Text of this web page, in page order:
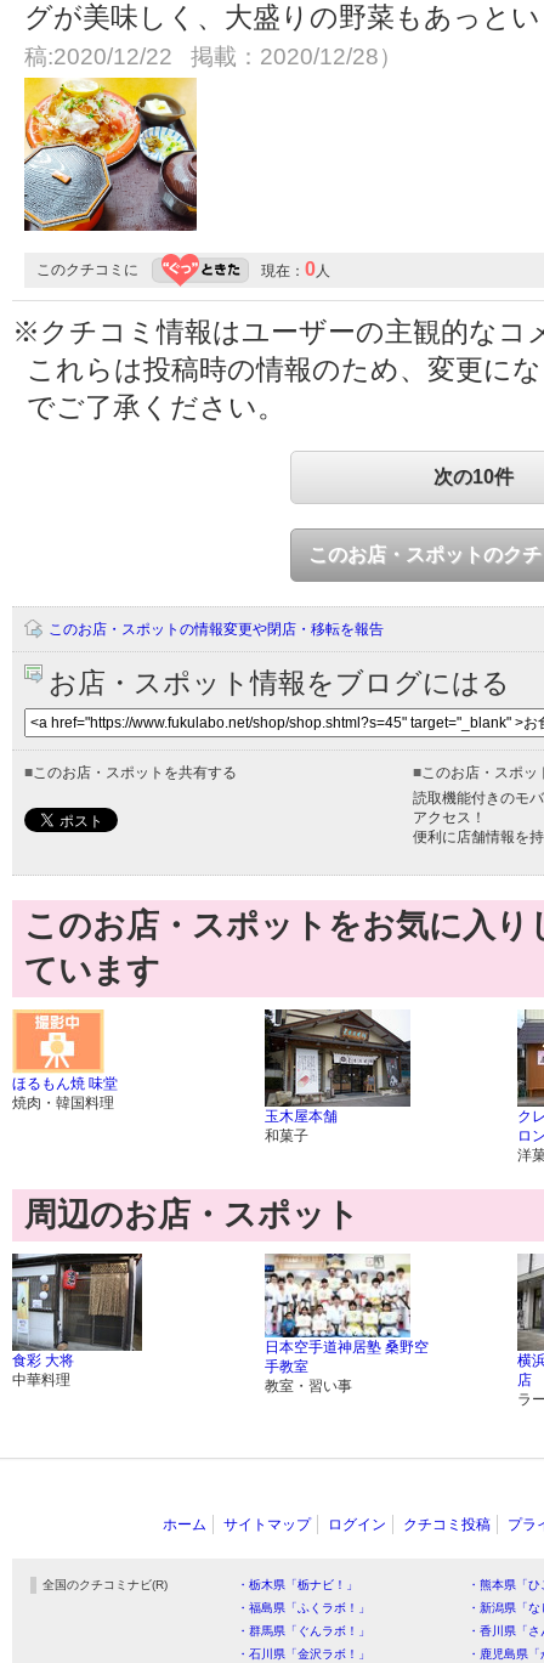
グが美味しく、大盛りの野菜もあっと
稿:2020/12/22 掲載：2020/12/28）
このクチコミに 現在： 0人
※クチコミ情報はユーザーの主観的なコ
これらは投稿時の情報のため、変更に
でご了承ください。
次の10件
このお店・スポットのク
このお店・スポットの情報変更や閉店・移転を報告
お店・スポット情報をブログにはる
■このお店・スポットを共有する ■このお店・スポッ
読取機能付きのモ
アクセス！
便利に店舗情報を
このお店・スポットをお気に入
ています
ほるもん焼 味堂
焼肉・韓国料理
玉木屋本舗
和菓子
ク
ロ
洋
周辺のお店・スポット
食彩 大将
中華料理
日本空手道神居塾 桑野空
手教室
教室・習い事
横
店
ラ
ホーム サイトマップ ログイン クチコミ投稿 プラ
全国のクチコミナビ(R) ・栃木県「栃ナビ！」
・熊本県「
・福島県「ふくラボ！」
・新潟県「
・群馬県「ぐんラボ！」
・香川県「
・石川県「金沢ラボ！」
・鹿児島県